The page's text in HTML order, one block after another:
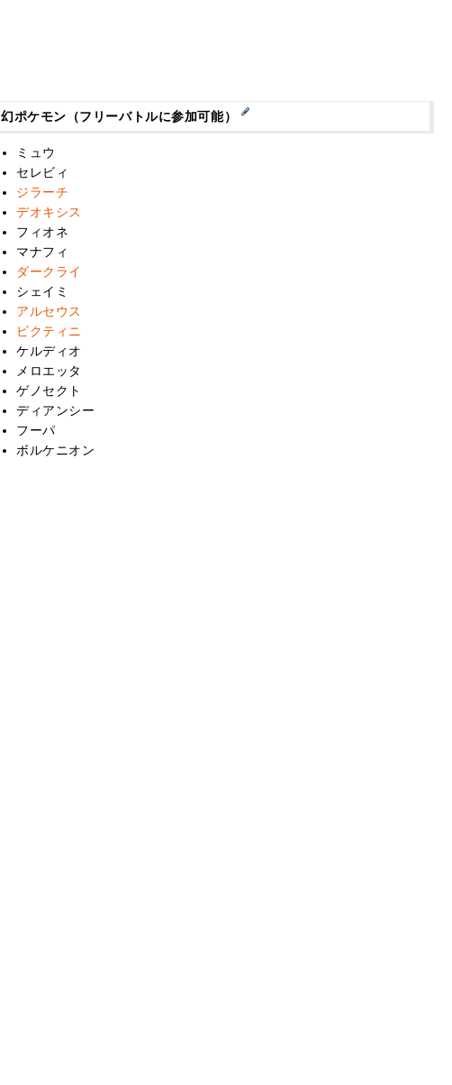
幻ポケモン（フリーバトルに参加可能）
ミュウ
セレビィ
ジラーチ
デオキシス
フィオネ
マナフィ
ダークライ
シェイミ
アルセウス
ビクティニ
ケルディオ
メロエッタ
ゲノセクト
ディアンシー
フーパ
ボルケニオン